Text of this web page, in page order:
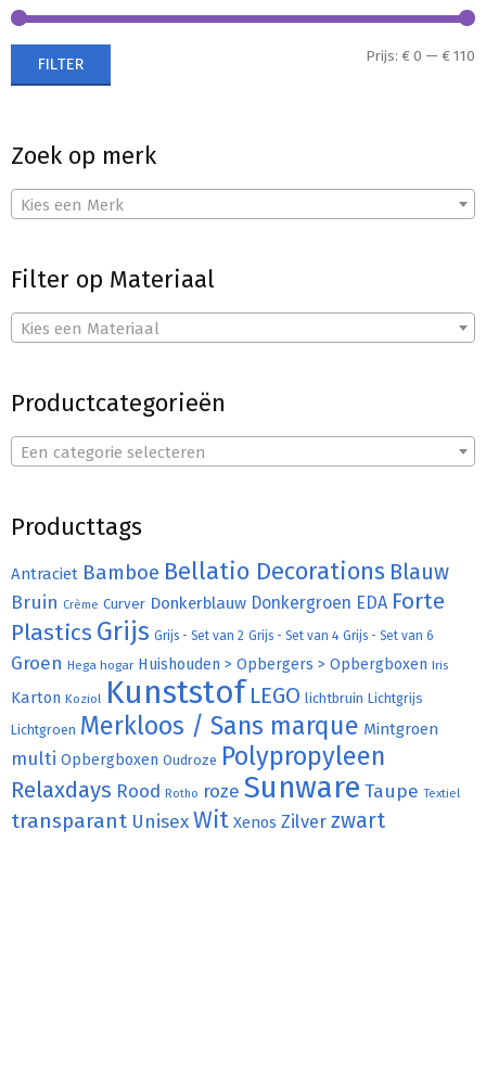
FILTER Prijs: € 0 — € 110
Zoek op merk
Kies een Merk
Filter op Materiaal
Kies een Materiaal
Productcategorieën
Een categorie selecteren
Producttags
Antraciet Bamboe Bellatio Decorations Blauw
Bruin Crème Curver Donkerblauw Donkergroen EDA Forte
Plastics Grijs Grijs - Set van 2 Grijs - Set van 4 Grijs - Set van 6
Groen Hega hogar Huishouden > Opbergers > Opbergboxen Iris
Karton Koziol Kunststof LEGO lichtbruin Lichtgrijs
Lichtgroen Merkloos / Sans marque Mintgroen
multi Opbergboxen Oudroze Polypropyleen
Relaxdays Rood Rotho roze Sunware Taupe Textiel
transparant UnisexWit Xenos Zilver zwart